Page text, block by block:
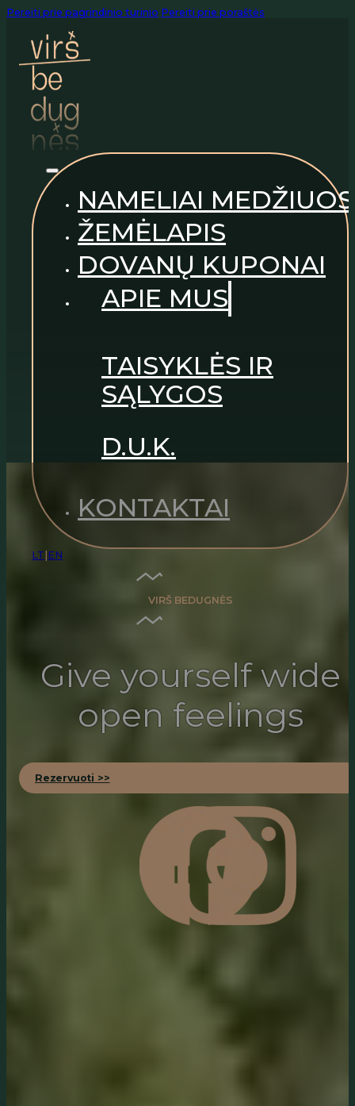
Pereiti prie pagrindinio turinio Pereiti prie poraštės
NAMELIAI
ŽEMĖLAPIS
DOVANŲ KUPONAI
APIE MUS
TAISYKLĖS IR
SĄLYGOS
D.U.K.
KONTAKTAI
LT EN
VIRŠ BEDUGNĖS
Give yourself wide
open feelings
Rezervuoti >>